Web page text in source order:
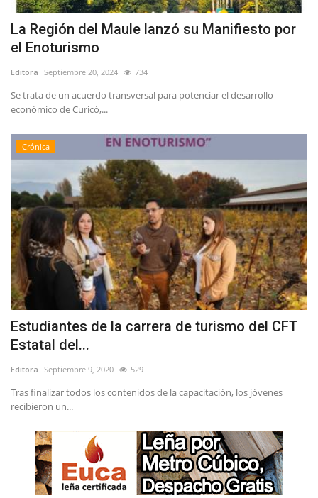
Política
Espectáculos
La Región del Maule lanzó su Manifiesto por
el Enoturismo
Editora Septiembre 20, 2024 734
Se trata de un acuerdo transversal para potenciar el desarrollo
económico de Curicó,...
Crónica
Estudiantes de la carrera de turismo del CFT
Estatal del...
Editora Septiembre 9, 2020 529
Tras finalizar todos los contenidos de la capacitación, los jóvenes
recibieron un...